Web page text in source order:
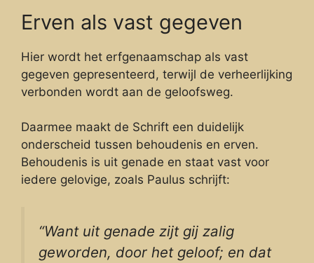
Erven als vast gegeven
Hier wordt het erfgenaamschap als vast
gegeven gepresenteerd, terwijl de verheerlijking
verbonden wordt aan de geloofsweg.
Daarmee maakt de Schrift een duidelijk
onderscheid tussen behoudenis en erven.
Behoudenis is uit genade en staat vast voor
iedere gelovige, zoals Paulus schrijft:
“Want uit genade zijt gij zalig
geworden, door het geloof; en dat